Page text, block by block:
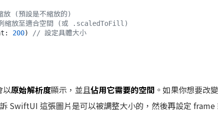
(預設是不縮放的)
縮放至適合空間 (或 .scaledToFill)
200) // 設定具體大小
以原始解析度顯示，並且佔用它需要的空間 。如果你想要改
訴 SwiftUI 這張圖片是可以被調整大小的，然後再設定 frame